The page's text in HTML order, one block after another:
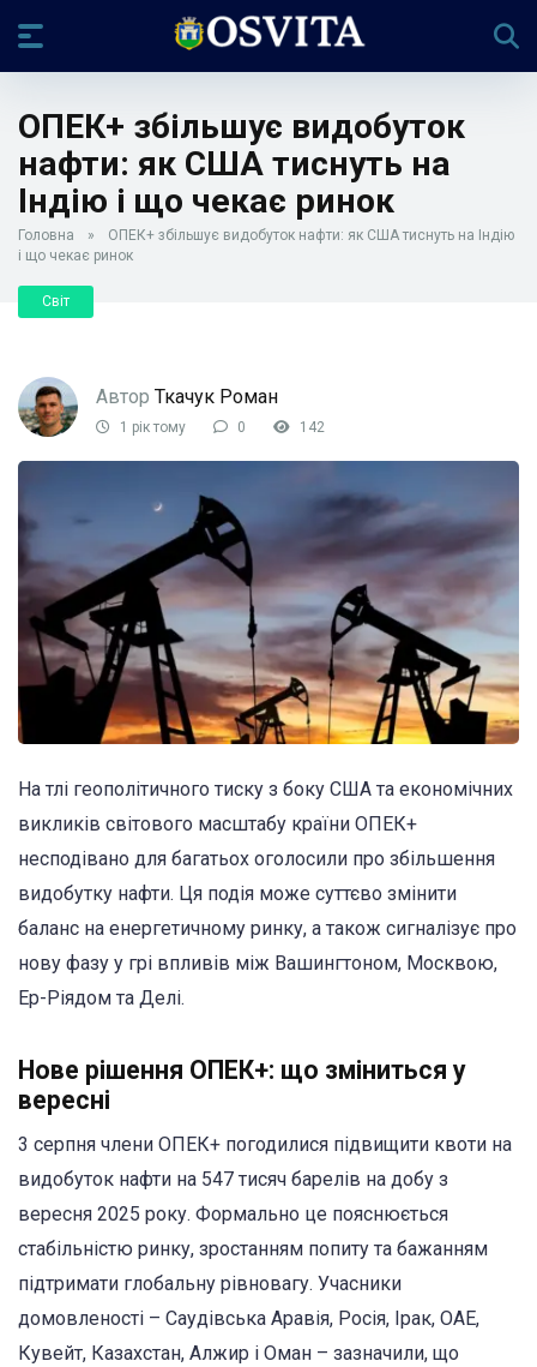
ОПЕК+ збільшує видобуток
нафти: як США тиснуть на
Індію і що чекає ринок
Головна »
ОПЕК+ збільшує видобуток нафти: як США тиснуть на Індію
і що чекає ринок
Світ
Автор Ткачук Роман
1 рік тому 0 142
На тлі геополітичного тиску з боку США та економічних
викликів світового масштабу країни ОПЕК+
несподівано для багатьох оголосили про збільшення
видобутку нафти. Ця подія може суттєво змінити
баланс на енергетичному ринку, а також сигналізує про
нову фазу у грі впливів між Вашингтоном, Москвою,
Ер-Ріядом та Делі.
Нове рішення ОПЕК+: що зміниться у
вересні
3 серпня члени ОПЕК+ погодилися підвищити квоти на
видобуток нафти на 547 тисяч барелів на добу з
вересня 2025 року. Формально це пояснюється
стабільністю ринку, зростанням попиту та бажанням
підтримати глобальну рівновагу. Учасники
домовленості – Саудівська Аравія, Росія, Ірак, ОАЕ,
Кувейт, Казахстан, Алжир і Оман – зазначили, що